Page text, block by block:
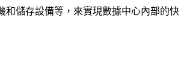
和儲存設備等，來實現數據中心內部的快